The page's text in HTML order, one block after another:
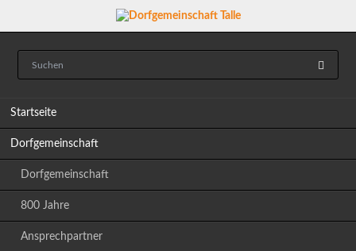
Startseite
Dorfgemeinschaft
Dorfgemeinschaft
800 Jahre
Ansprechpartner